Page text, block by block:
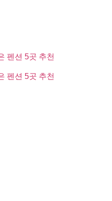
펜션 5곳 추천
펜션 5곳 추천